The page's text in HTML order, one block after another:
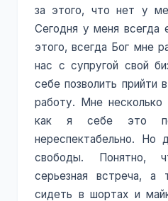
за этого, что нет у
Сегодня у меня всегда
этого, всегда Бог мне
нас с супругой свой
себе позволить прийти
работу. Мне несколько
как я себе это
нереспектабельно. Но
свободы. Понятно,
серьезная встреча,
сидеть в шортах и